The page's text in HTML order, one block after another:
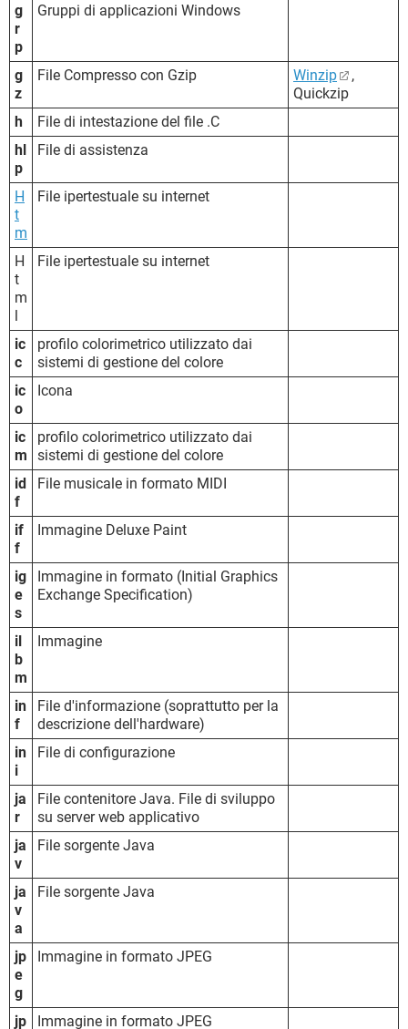
g
r
p
Gruppi di applicazioni Windows
g
z
File Compresso con Gzip Winzip
,
Quickzip
h
File di intestazione del file .C
hl
p
File di assistenza
H
t
m
File ipertestuale su internet
H
t
m
l
File ipertestuale su internet
ic
c
profilo colorimetrico utilizzato dai
sistemi di gestione del colore
ic
o
Icona
ic
m
profilo colorimetrico utilizzato dai
sistemi di gestione del colore
id
f
File musicale in formato MIDI
if
f
Immagine Deluxe Paint
ig
e
s
Immagine in formato (Initial Graphics
Exchange Specification)
il
b
m
Immagine
in
f
File d'informazione (soprattutto per la
descrizione dell'hardware)
in
i
File di configurazione
ja
r
File contenitore Java. File di sviluppo
su server web applicativo
ja
v
File sorgente Java
ja
v
a
File sorgente Java
jp
e
g
Immagine in formato JPEG
jp Immagine in formato JPEG